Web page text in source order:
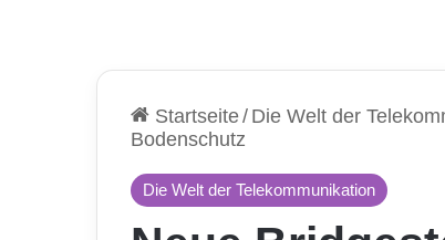
Startseite/ Die Welt der
Bodenschutz
Die Welt der Telekommunikation